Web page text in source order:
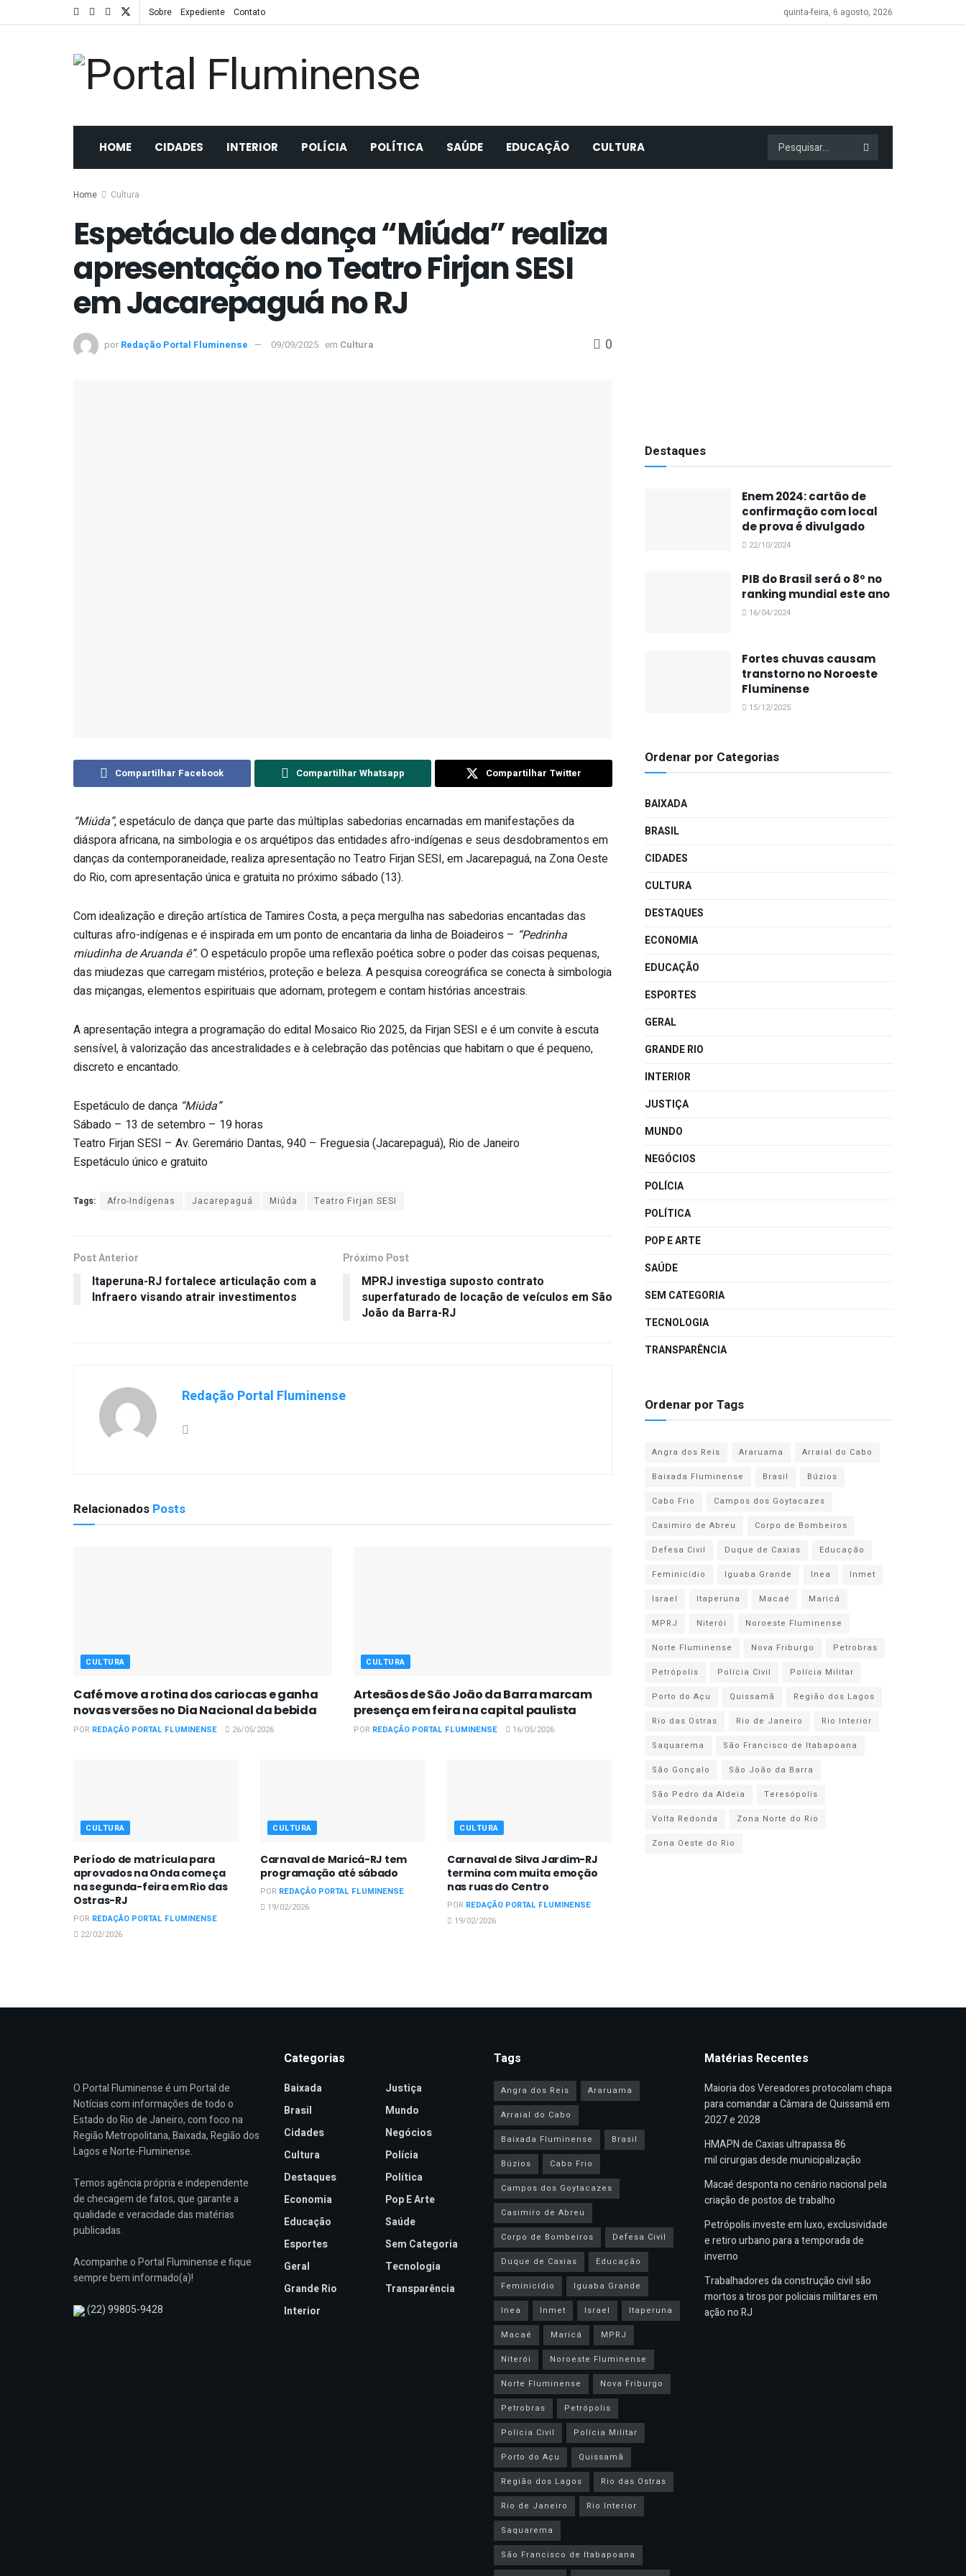
Sobre Expediente Contato quinta-feira, 6 agosto, 2026
HOME CIDADES INTERIOR POLÍCIA POLÍTICA SAÚDE EDUCAÇÃO CULTURA
Home Cultura
Espetáculo de dança “Miúda” realiza
apresentação no Teatro Firjan SESI
em Jacarepaguá no RJ
por Redação Portal Fluminense 09/09/2025 em Cultura 0
Compartilhar Facebook Compartilhar Whatsapp Compartilhar Twitter
“Miúda”, espetáculo de dança que parte das múltiplas sabedorias encarnadas em manifestações da
diáspora africana, na simbologia e os arquétipos das entidades afro-indígenas e seus desdobramentos em
danças da contemporaneidade, realiza apresentação no Teatro Firjan SESI, em Jacarepaguá, na Zona Oeste
do Rio, com apresentação única e gratuita no próximo sábado (13).
Com idealização e direção artística de Tamires Costa, a peça mergulha nas sabedorias encantadas das
culturas afro-indígenas e é inspirada em um ponto de encantaria da linha de Boiadeiros – “Pedrinha
miudinha de Aruanda ê”. O espetáculo propõe uma reflexão poética sobre o poder das coisas pequenas,
das miudezas que carregam mistérios, proteção e beleza. A pesquisa coreográfica se conecta à simbologia
das miçangas, elementos espirituais que adornam, protegem e contam histórias ancestrais.
A apresentação integra a programação do edital Mosaico Rio 2025, da Firjan SESI e é um convite à escuta
sensível, à valorização das ancestralidades e à celebração das potências que habitam o que é pequeno,
discreto e encantado.
Espetáculo de dança “Miúda”
Sábado – 13 de setembro – 19 horas
Teatro Firjan SESI – Av. Geremário Dantas, 940 – Freguesia (Jacarepaguá), Rio de Janeiro
Espetáculo único e gratuito
Tags: Afro-Indígenas Jacarepaguá Miúda Teatro Firjan SESI
Post Anterior
Itaperuna-RJ fortalece articulação com a
Infraero visando atrair investimentos
Próximo Post
MPRJ investiga suposto contrato
superfaturado de locação de veículos em São
João da Barra-RJ
Redação Portal Fluminense
Relacionados Posts
CULTURA
Café move a rotina dos cariocas e ganha
novas versões no Dia Nacional da bebida
POR REDAÇÃO PORTAL FLUMINENSE 26/05/2026
CULTURA
Artesãos de São João da Barra marcam
presença em feira na capital paulista
POR REDAÇÃO PORTAL FLUMINENSE 16/05/2026
CULTURA
Período de matrícula para
aprovados na Onda começa
na segunda-feira em Rio das
Ostras-RJ
POR REDAÇÃO PORTAL FLUMINENSE
22/02/2026
CULTURA
Carnaval de Maricá-RJ tem
programação até sábado
POR REDAÇÃO PORTAL FLUMINENSE
19/02/2026
CULTURA
Carnaval de Silva Jardim-RJ
termina com muita emoção
nas ruas do Centro
POR REDAÇÃO PORTAL FLUMINENSE
19/02/2026
Destaques
Enem 2024: cartão de
confirmação com local
de prova é divulgado
22/10/2024
PIB do Brasil será o 8º no
ranking mundial este ano
16/04/2024
Fortes chuvas causam
transtorno no Noroeste
Fluminense
15/12/2025
Ordenar por Categorias
BAIXADA
BRASIL
CIDADES
CULTURA
DESTAQUES
ECONOMIA
EDUCAÇÃO
ESPORTES
GERAL
GRANDE RIO
INTERIOR
JUSTIÇA
MUNDO
NEGÓCIOS
POLÍCIA
POLÍTICA
POP E ARTE
SAÚDE
SEM CATEGORIA
TECNOLOGIA
TRANSPARÊNCIA
Ordenar por Tags
Angra dos Reis Araruama
Arraial do Cabo
Baixada Fluminense
Brasil
Búzios
Cabo Frio
Campos dos Goytacazes
Casimiro de Abreu
Corpo de Bombeiros
Defesa Civil
Duque de Caxias
Educação
Feminicídio
Iguaba Grande Inea
Inmet
Israel
Itaperuna Macaé
Maricá
MPRJ
Niterói
Noroeste Fluminense
Norte Fluminense
Nova Friburgo
Petrobras
Petrópolis
Polícia Civil
Polícia Militar
Porto do Açu
Quissamã
Região dos Lagos
Rio das Ostras
Rio de Janeiro
Rio Interior
Saquarema
São Francisco de Itabapoana
São Gonçalo
São João da Barra
São Pedro da Aldeia
Teresópolis
Volta Redonda
Zona Norte do Rio
Zona Oeste do Rio
O Portal Fluminense é um Portal de
Notícias com informações de todo o
Estado do Rio de Janeiro, com foco na
Região Metropolitana, Baixada, Região dos
Lagos e Norte-Fluminense.
Temos agência própria e independente
de checagem de fatos, que garante a
qualidade e veracidade das matérias
publicadas.
Acompanhe o Portal Fluminense e fique
sempre bem informado(a)!
(22) 99805-9428
Categorias
Baixada
Brasil
Cidades
Cultura
Destaques
Economia
Educação
Esportes
Geral
Grande Rio
Interior
Justiça
Mundo
Negócios
Polícia
Política
Pop E Arte
Saúde
Sem Categoria
Tecnologia
Transparência
Tags
Angra dos Reis
Araruama
Arraial do Cabo
Baixada Fluminense
Brasil
Búzios
Cabo Frio
Campos dos Goytacazes
Casimiro de Abreu
Corpo de Bombeiros
Defesa Civil
Duque de Caxias
Educação
Feminicídio
Iguaba Grande
Inea
Inmet Israel
Itaperuna
Macaé
Maricá
MPRJ
Niterói
Noroeste Fluminense
Norte Fluminense
Nova Friburgo
Petrobras
Petrópolis
Polícia Civil
Polícia Militar
Porto do Açu
Quissamã
Região dos Lagos
Rio das Ostras
Rio de Janeiro
Rio Interior
Saquarema
São Francisco de Itabapoana
Matérias Recentes
Maioria dos Vereadores protocolam chapa
para comandar a Câmara de Quissamã em
2027 e 2028
HMAPN de Caxias ultrapassa 86
mil cirurgias desde municipalização
Macaé desponta no cenário nacional pela
criação de postos de trabalho
Petrópolis investe em luxo, exclusividade
e retiro urbano para a temporada de
inverno
Trabalhadores da construção civil são
mortos a tiros por policiais militares em
ação no RJ